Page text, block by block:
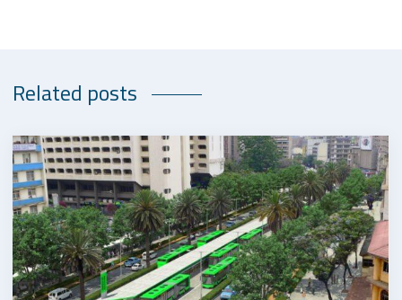
Related posts